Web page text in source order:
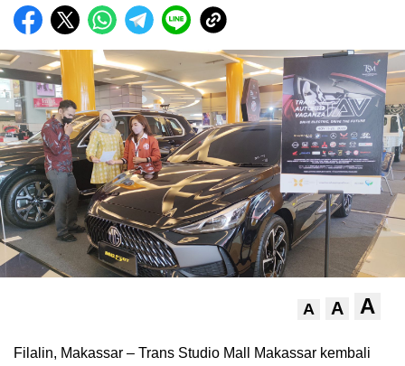
A A A
Filalin, Makassar – Trans Studio Mall Makassar kembali